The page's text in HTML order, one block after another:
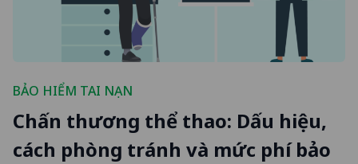
BẢO HIỂM TAI NẠN
Chấn thương thể thao: Dấu hiệu,
cách phòng tránh và mức phí bảo